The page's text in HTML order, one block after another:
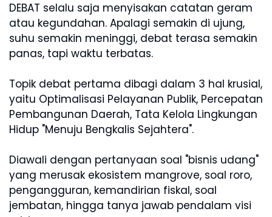
DEBAT selalu saja menyisakan catatan geram
atau kegundahan. Apalagi semakin di ujung,
suhu semakin meninggi, debat terasa semakin
panas, tapi waktu terbatas.
Topik debat pertama dibagi dalam 3 hal krusial,
yaitu Optimalisasi Pelayanan Publik, Percepatan
Pembangunan Daerah, Tata Kelola Lingkungan
Hidup "Menuju Bengkalis Sejahtera".
Diawali dengan pertanyaan soal "bisnis udang"
yang merusak ekosistem mangrove, soal roro,
pengangguran, kemandirian fiskal, soal
jembatan, hingga tanya jawab pendalam visi